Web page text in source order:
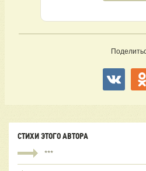
СТИХИ ЭТОГО АВТОРА
***